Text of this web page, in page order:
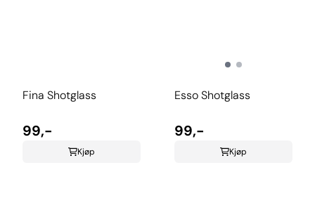
Fina Shotglass
99,-
Kjøp
Esso Shotglass
99,-
Kjøp